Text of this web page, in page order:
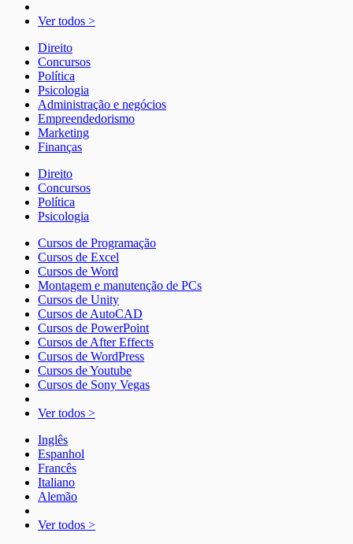
Ver todos >
Direito
Concursos
Política
Psicologia
Administração e negócios
Empreendedorismo
Marketing
Finanças
Direito
Concursos
Política
Psicologia
Cursos de Programação
Cursos de Excel
Cursos de Word
Montagem e manutenção de PCs
Cursos de Unity
Cursos de AutoCAD
Cursos de PowerPoint
Cursos de After Effects
Cursos de WordPress
Cursos de Youtube
Cursos de Sony Vegas
Ver todos >
Inglês
Espanhol
Francês
Italiano
Alemão
Ver todos >